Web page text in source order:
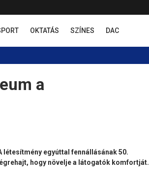
OKTATÁS SZÍNES DAC
a
egyúttal fennállásának 50.
hogy növelje a látogatók komfortját.